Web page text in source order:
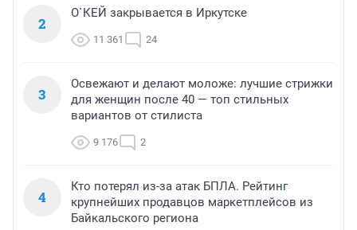
2
О`КЕЙ закрывается в Иркутске
11 361 24
3
Освежают и делают моложе: лучшие стрижки
для женщин после 40 — топ стильных
вариантов от стилиста
9 176 2
4
Кто потерял из-за атак БПЛА. Рейтинг
крупнейших продавцов маркетплейсов из
Байкальского региона